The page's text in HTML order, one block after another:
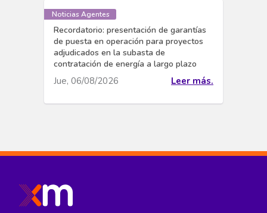
Noticias Agentes
Recordatorio: presentación de garantías
de puesta en operación para proyectos
adjudicados en la subasta de
contratación de energía a largo plazo
Jue, 06/08/2026 Leer más.